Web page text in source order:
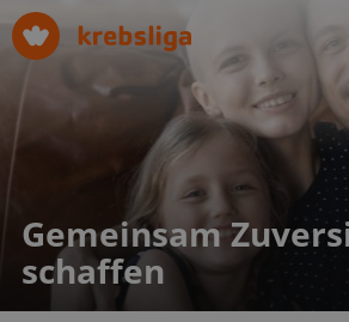
Gemeinsam
schaffen